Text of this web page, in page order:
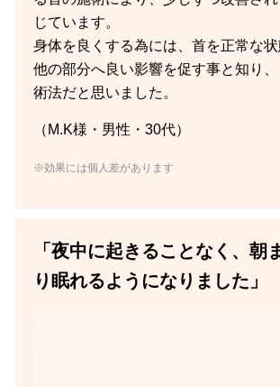
じています。
身体を良くする為には、首を正常な
他の部分へ良い影響を促す事と知り
術法だと思いました。
（M.K様・男性・30代）
※効果には個人差があります
「夜中に起きることなく、朝
り眠れるようになりました」